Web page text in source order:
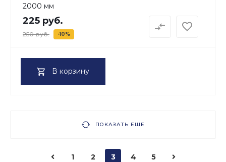
2000 мм
225 руб.
250 руб. -10%
В корзину
ПОКАЗАТЬ ЕЩЕ
1 2 3 4 5